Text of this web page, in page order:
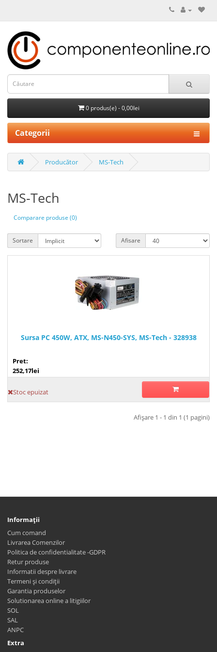
0 produs(e) - 0,00lei
Categorii
Producător MS-Tech
MS-Tech
Comparare produse (0)
Sortare Afisare
Sursa PC 450W, ATX, MS-N450-SYS, MS-Tech - 328938
Pret:
252,17lei
Stoc epuizat
Afişare 1 - 1 din 1 (1 pagini)
Informaţii
Cum comand
Livrarea Comenzilor
Politica de confidentialitate -GDPR
Retur produse
Informatii despre livrare
Termeni și condiții
Garantia produselor
Solutionarea online a litigiilor
SOL
SAL
ANPC
Extra